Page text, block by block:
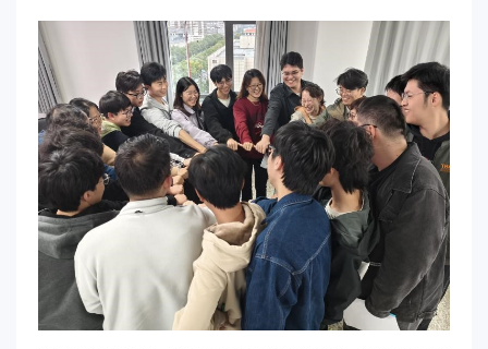
的发展历程；前往超重元素研究加速器装置，听取张志远研究
员介绍近代物理所的重要研究方向新核素的人工合成。随后的
座谈交流中，同学们表示通过此次活动，进一步认识到“两弹
一星”精神是一种力量，是一种信念，更是一种责任，要将这
种精神融入到未来的学习和工作中，不断激励自己，为实现中
华民族伟大复兴而不懈努力。未来，双方单位将在研究生培养
等方面加强交流与合作，探索高质量的科教融合协同育人。
图1张志远研究员为研究生讲解新元素合成实验研究图2座谈
会现场图3活动合影